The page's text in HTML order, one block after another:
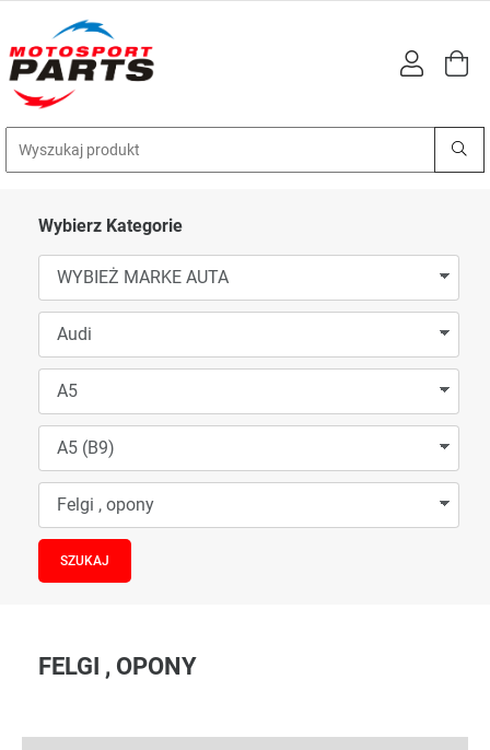
Wybierz Kategorie
FELGI , OPONY